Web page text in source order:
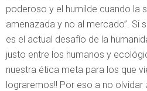
poderoso y el humilde cuando la
amenazada y no al mercado”. Si
es el actual desafío de la
justo entre los humanos y
nuestra ética meta para los que
lograremos!! Por eso a no olvidar